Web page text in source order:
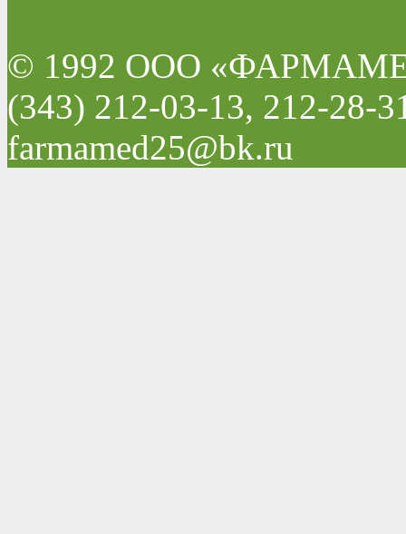
© 1992 ООО
(343) 212-03-13, 212-28-
farmamed25@bk.ru